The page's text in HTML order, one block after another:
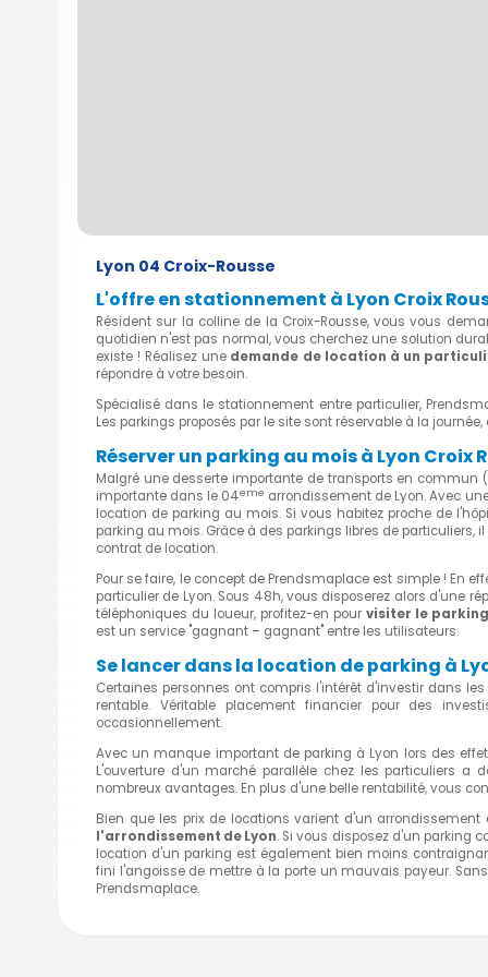
Lyon 04 Croix-Rousse
L'offre en stationnement à Lyon Croix
Résident sur la colline de la Croix-Rousse, vous vous
quotidien n'est pas normal, vous cherchez une solution
existe ! Réalisez une demande de location à un
répondre à votre besoin.
Spécialisé dans le stationnement entre particulier,
Les parkings proposés par le site sont réservable à la
Réserver un parking au mois à Lyon Croix
Malgré une desserte importante de transports en commun
importante dans le 04eme arrondissement de Lyon. Avec
location de parking au mois. Si vous habitez proche de
parking au mois. Grâce à des parkings libres de particuliers,
contrat de location.
Pour se faire, le concept de Prendsmaplace est simple ! En
particulier de Lyon. Sous 48h, vous disposerez alors d'une
téléphoniques du loueur, profitez-en pourvisiter le
est un service "gagnant – gagnant" entre les utilisateurs.
Se lancer dans la location de parking à
Certaines personnes ont compris l'intérêt d'investir dans
rentable. Véritable placement financier pour des
occasionnellement.
Avec un manque important de parking à Lyon lors des
L'ouverture d'un marché parallèle chez les particuliers a
nombreux avantages. En plus d'une belle rentabilité, vous
Bien que les prix de locations varient d'un
l'arrondissement de Lyon. Si vous disposez d'un parking
location d'un parking est également bien moins
fini l'angoisse de mettre à la porte un mauvais payeur.
Prendsmaplace.